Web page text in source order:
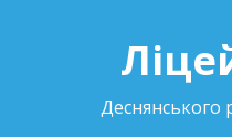
Деснянського